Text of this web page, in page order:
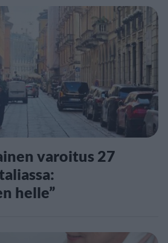
varoitus 27
helle”